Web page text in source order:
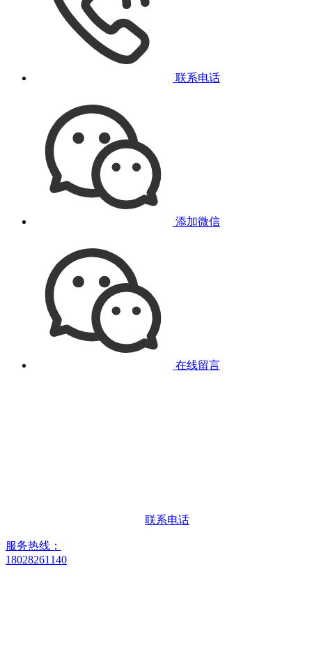
联系电话
添加微信
在线留言
联系电话
服务热线：
18028261140